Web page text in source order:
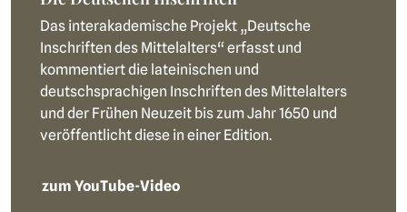
Das interakademische Projekt „Deutsche
Inschriften des Mittelalters“ erfasst und
kommentiert die lateinischen und
deutschsprachigen Inschriften des Mittelalters
und der Frühen Neuzeit bis zum Jahr 1650 und
veröffentlicht diese in einer Edition.
zum YouTube-Video